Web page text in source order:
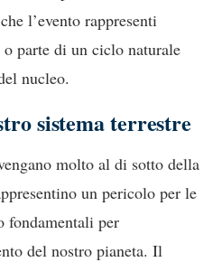
l’evento rappresenti
o parte di un ciclo naturale
nucleo.
sistema terrestre
molto al di sotto della
un pericolo per le
fondamentali per
del nostro pianeta. Il